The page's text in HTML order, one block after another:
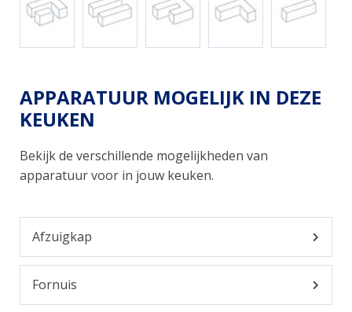
APPARATUUR MOGELIJK IN DEZE
KEUKEN
Bekijk de verschillende mogelijkheden van
apparatuur voor in jouw keuken.
Afzuigkap
Fornuis